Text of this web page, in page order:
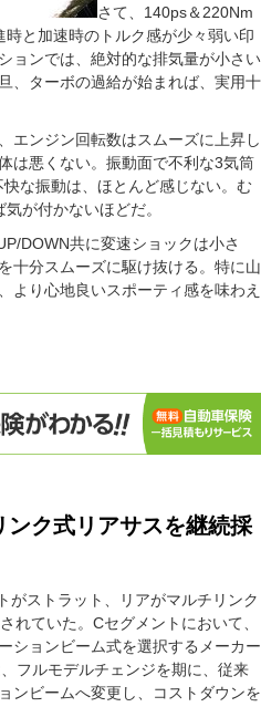
さて、140ps＆220Nm
と加速時のトルク感が少々弱い印
ョンでは、絶対的な排気量が小さい
、ターボの過給が始まれば、実用十
エンジン回転数はスムーズに上昇し
は悪くない。振動面で不利な3気筒
な振動は、ほとんど感じない。む
が付かないほどだ。
DOWN共に変速ショックは小さ
十分スムーズに駆け抜ける。特に山
より心地良いスポーティ感を味わえ
ンク式リアサスを継続採
がストラット、リアがマルチリンク
れていた。Cセグメントにおいて、
ションビーム式を選択するメーカー
フルモデルチェンジを期に、従来
ンビームへ変更し、コストダウンを